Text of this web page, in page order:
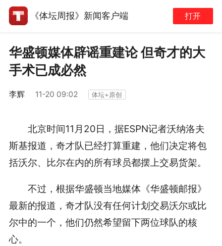
《体坛周报》新闻客户端 打开
华盛顿媒体辟谣重建论 但奇才的大
手术已成必然
李辉 11-20 09:02 体坛+原创
北京时间11月20日，据ESPN记者沃纳洛夫
斯基报道，奇才队已经打算重建，他们决定将包
括沃尔、比尔在内的所有球员都摆上交易货架。
不过，根据华盛顿当地媒体《华盛顿邮报》
最新的报道，奇才队没有任何计划交易沃尔或比
尔中的一个，他们仍然希望留下两位球队的核
心。